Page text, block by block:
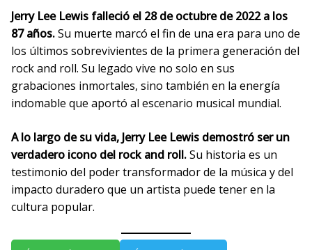
Jerry Lee Lewis falleció el 28 de octubre de 2022 a los
87 años.Su muerte marcó el fin de una era para uno de
los últimos sobrevivientes de la primera generación del
rock and roll. Su legado vive no solo en sus
grabaciones inmortales, sino también en la energía
indomable que aportó al escenario musical mundial.
A lo largo de su vida, Jerry Lee Lewis demostró ser un
verdadero icono del rock and roll.Su historia es un
testimonio del poder transformador de la música y del
impacto duradero que un artista puede tener en la
cultura popular.